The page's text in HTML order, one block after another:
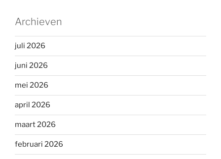
Archieven
juli 2026
juni 2026
mei 2026
april 2026
maart 2026
februari 2026